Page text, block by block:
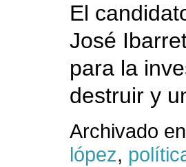
El
José
para la
destruir y
Archivado
lópez,